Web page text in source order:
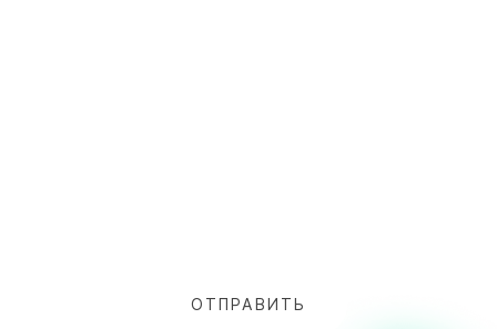
дополнительного трафика.